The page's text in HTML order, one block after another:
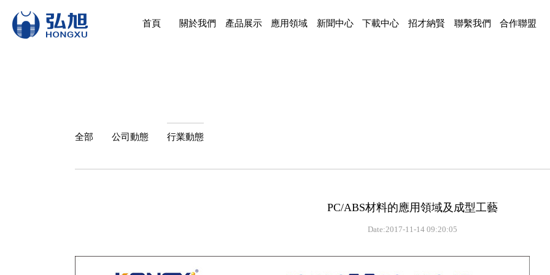
首頁 關於我們 產品展示 應用領域 新聞中心 下載中心 招才納賢 聯繫我們 合作聯盟
全部 公司動態 行業動態
PC/ABS材料的應用領域及成型工藝
Date:2017-11-14 09:20:05